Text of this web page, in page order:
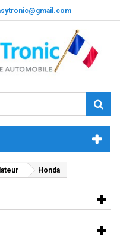
Honda